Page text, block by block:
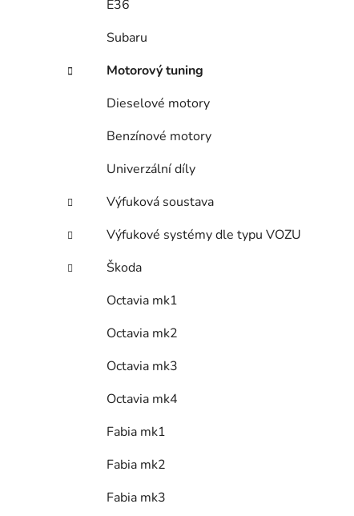
E36
Subaru
Motorový tuning
Dieselové motory
Benzínové motory
Univerzální díly
Výfuková soustava
Výfukové systémy dle typu VOZU
Škoda
Octavia mk1
Octavia mk2
Octavia mk3
Octavia mk4
Fabia mk1
Fabia mk2
Fabia mk3